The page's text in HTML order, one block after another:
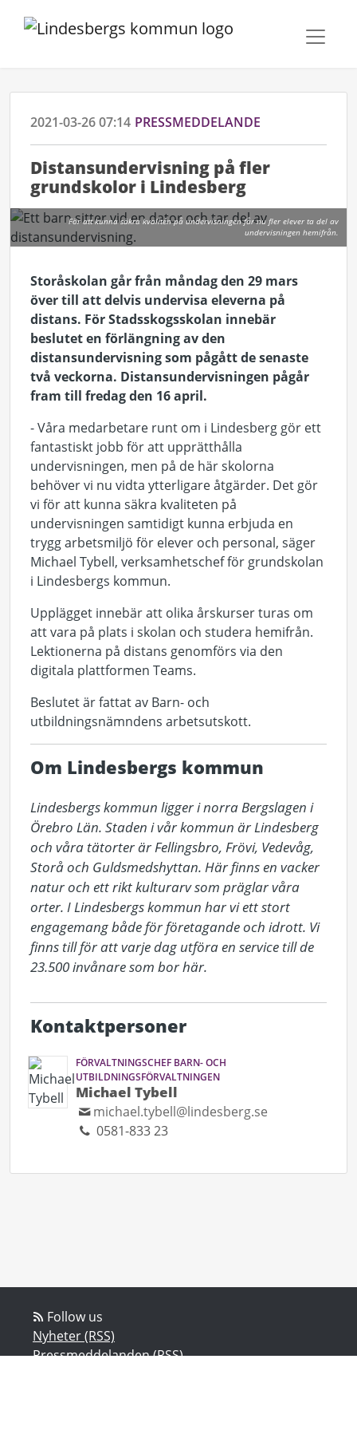
2021-03-26 07:14 PRESSMEDDELANDE
Distansundervisning på fler
grundskolor i Lindesberg
För att kunna säkra kvalitén på undervisningen får nu fler elever ta del av
undervisningen hemifrån.
Storåskolan går från måndag den 29 mars
över till att delvis undervisa eleverna på
distans. För Stadsskogsskolan innebär
beslutet en förlängning av den
distansundervisning som pågått de senaste
två veckorna. Distansundervisningen pågår
fram till fredag den 16 april.
- Våra medarbetare runt om i Lindesberg gör ett
fantastiskt jobb för att upprätthålla
undervisningen, men på de här skolorna
behöver vi nu vidta ytterligare åtgärder. Det gör
vi för att kunna säkra kvaliteten på
undervisningen samtidigt kunna erbjuda en
trygg arbetsmiljö för elever och personal, säger
Michael Tybell, verksamhetschef för grundskolan
i Lindesbergs kommun.
Upplägget innebär att olika årskurser turas om
att vara på plats i skolan och studera hemifrån.
Lektionerna på distans genomförs via den
digitala plattformen Teams.
Beslutet är fattat av Barn- och
utbildningsnämndens arbetsutskott.
Om Lindesbergs kommun
Lindesbergs kommun ligger i norra Bergslagen i
Örebro Län. Staden i vår kommun är Lindesberg
och våra tätorter är Fellingsbro, Frövi, Vedevåg,
Storå och Guldsmedshyttan. Här finns en vacker
natur och ett rikt kulturarv som präglar våra
orter. I Lindesbergs kommun har vi ett stort
engagemang både för företagande och idrott. Vi
finns till för att varje dag utföra en service till de
23.500 invånare som bor här.
Kontaktpersoner
FÖRVALTNINGSCHEF BARN- OCH
UTBILDNINGSFÖRVALTNINGEN
Michael Tybell
michael.tybell@lindesberg.se
0581-833 23
Follow us
Nyheter (RSS)
Pressmeddelanden (RSS)